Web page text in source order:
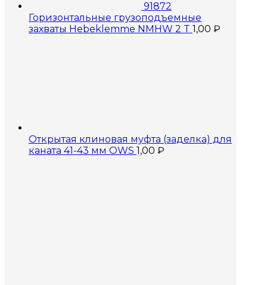
91872
Горизонтальные грузоподъемные
захваты Hebeklemme NMHW 2 T 1,00 ₽
Открытая клиновая муфта (заделка) для
каната 41-43 мм OWS 1,00 ₽